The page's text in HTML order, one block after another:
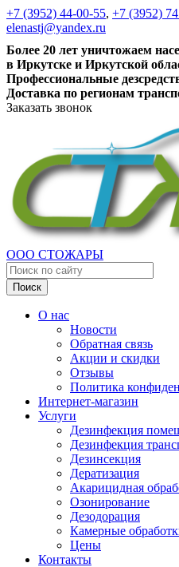
+7 (3952) 44-00-55, +7 (3952)
elenastj@yandex.ru
Более 20 лет уничтожаем
в Иркутске и Иркутской
Профессиональные
Доставка по регионам
Заказать звонок
ООО СТОЖАРЫ
Поиск
О нас
Новости
Обратная связь
Акции и скидки
Отзывы
Политика
Интернет-магазин
Услуги
Дезинфекция
Дезинфекция
Дезинсекция
Дератизация
Акарицидная
Озонирование
Дезодорация
Камерные
Цены
Контакты